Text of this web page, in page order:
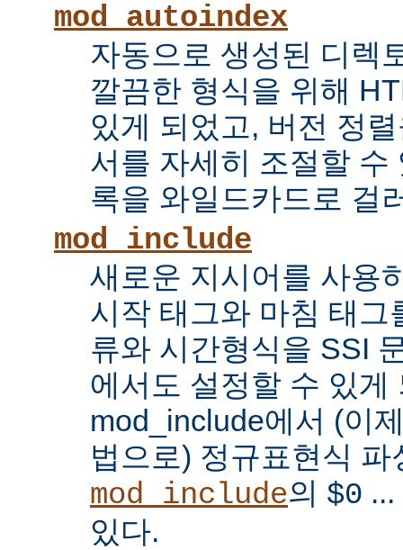
mod_autoindex
자동으로 생성된 디렉
깔끔한 형식을 위해
있게 되었고, 버전 정
서를 자세히 조절할 수
록을 와일드카드로 걸
mod_include
새로운 지시어를 사용
시작 태그와 마침 태그
류와 시간형식을 SSI
에서도 설정할 수 있게
mod_include에서 (이
법으로) 정규표현식
mod_include의 $0 ...
있다.